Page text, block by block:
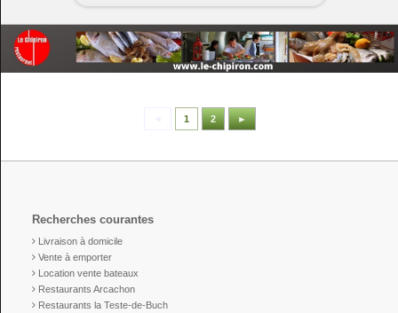
1 2 ►
Recherches courantes
Livraison à domicile
Vente à emporter
Location vente bateaux
Restaurants Arcachon
Restaurants la Teste-de-Buch